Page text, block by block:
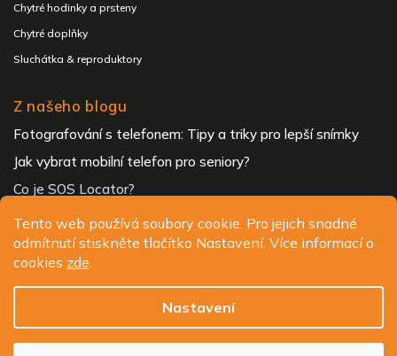
Tento web používá soubory cookie. Pro jejich snadné
odmítnutí stiskněte tlačítko Nastavení. Více informací o
cookies zde.
Nastavení
Chytré hodinky a prsteny
Chytré doplňky
Sluchátka & reproduktory
Z našeho blogu
Fotografování s telefonem: Tipy a triky pro lepší snímky
Jak vybrat mobilní telefon pro seniory?
Co je SOS Locator?
Copyright 2026ALIGATOR - telefony, chytré hodinky a
příslušenství
Upravit nastavení cookies
Shoptak.cz| Platforma